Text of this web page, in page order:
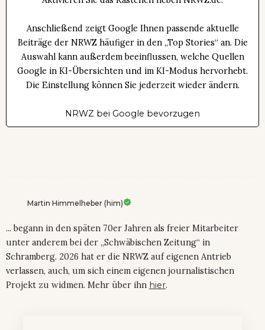
Anschließend zeigt Google Ihnen passende aktuelle
Beiträge der NRWZ häufiger in den „Top Stories“ an. Die
Auswahl kann außerdem beeinflussen, welche Quellen
Google in KI-Übersichten und im KI-Modus hervorhebt.
Die Einstellung können Sie jederzeit wieder ändern.
NRWZ bei Google bevorzugen
Martin Himmelheber (him)
... begann in den späten 70er Jahren als freier Mitarbeiter
unter anderem bei der „Schwäbischen Zeitung“ in
Schramberg. 2026 hat er die NRWZ auf eigenen Antrieb
verlassen, auch, um sich einem eigenen journalistischen
Projekt zu widmen. Mehr über ihn hier.